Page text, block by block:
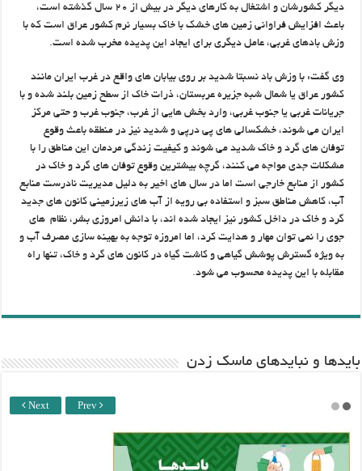
دیگر کشورشان و اشتغال به کارهای دیگر ‌در بیش از ۲۰ سال گذشته است،
باعث افزایش فراوانی زمین ‌های خشک با خاک بسیار نرم کشور عراق ‌است که با
وزش بادهای غربی، عامل دیگری برای ایجاد این پدیده مخرب شده است. ‌
وی گفت: با وزش باد نسبتا شدید بر روی بیابان های واقع در غرب ایران مانند
کشور عراق یا شمال ‌شبه ‌جزیره ‌عربستان، ذرات خاک از سطح زمین بلند شده و با
جریانات غربی یا جنوب ‌غربی، وارد ‌بخش هایی از غرب، جنوب غرب و حتی مرکز
ایران می شوند، خشکسالی های پی درپی و شدید نیز در ‌منطقه باعث وقوع
توفان های گرد و خاک شدید می‌ شوند و کیفیت زندگی مردمان این مناطق را با
‌مشکلات جدی مواجه می ‌کنند، گرچه بیشترین وقوع توفان های گرد و خاک در
کشور از منابع ‌خارجی است اما در سال های اخیر به دلیل مدیریت نادرست منابع
آب، کاهش مناطق سبز و استفاده بی ‌رویه از آب های زیرزمینی کانون های جدید
گرد و خاک در داخل کشور نیز ایجاد شده اند، با دانش ‌امروزی بشر، نظام های
جوی را نمی ‌توان مهار و هدایت کرد، اما امروزه توجه به بهینه سازی مصرف آب و
به ویژه ‌گسترش پوشش گیاهی و کاشت گیاه در کانون های گرد و خاک، تنها راه
مقابله با این ‌پدیده محسوب می شود. ‌
باید‌ها و نبایدهای ماسک زدن
Next Prev